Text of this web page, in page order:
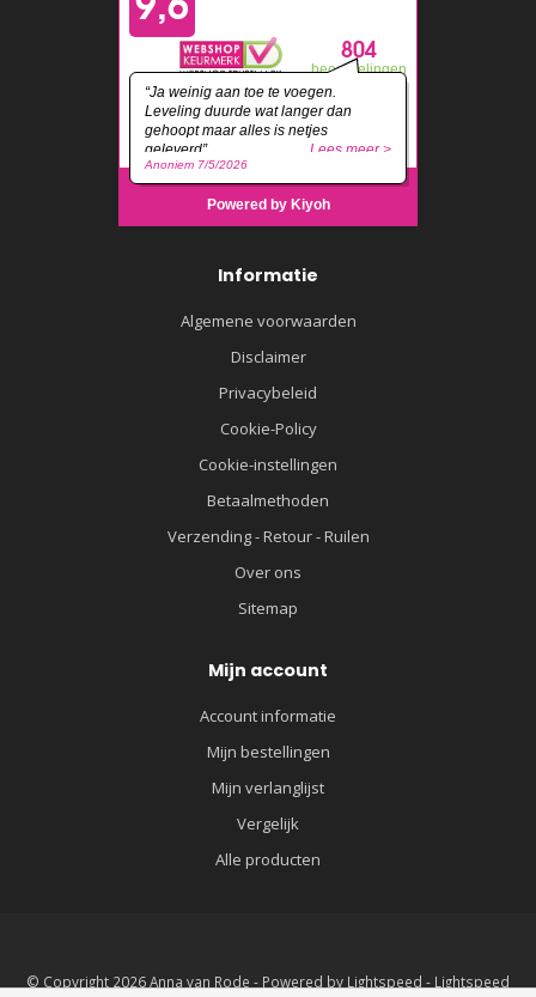
Informatie
Algemene voorwaarden
Disclaimer
Privacybeleid
Cookie-Policy
Cookie-instellingen
Betaalmethoden
Verzending - Retour - Ruilen
Over ons
Sitemap
Mijn account
Account informatie
Mijn bestellingen
Mijn verlanglijst
Vergelijk
Alle producten
© Copyright 2026 Anna van Rode - Powered by Lightspeed - Lightspeed